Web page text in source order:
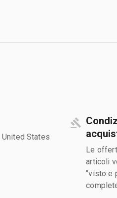
United States
Le
articoli
"visto e